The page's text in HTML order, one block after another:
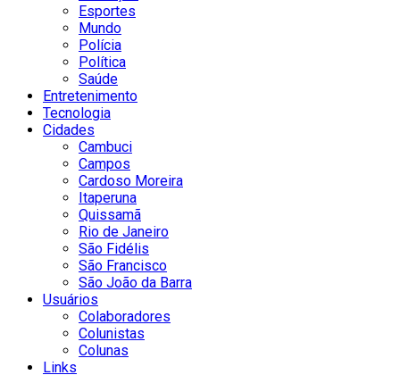
Esportes
Mundo
Polícia
Política
Saúde
Entretenimento
Tecnologia
Cidades
Cambuci
Campos
Cardoso Moreira
Itaperuna
Quissamã
Rio de Janeiro
São Fidélis
São Francisco
São João da Barra
Usuários
Colaboradores
Colunistas
Colunas
Links